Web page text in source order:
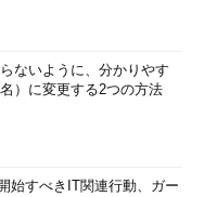
ないように、分かりやす
）に変更する2つの方法
始すべきIT関連行動、ガー